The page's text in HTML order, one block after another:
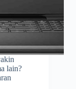
lain?